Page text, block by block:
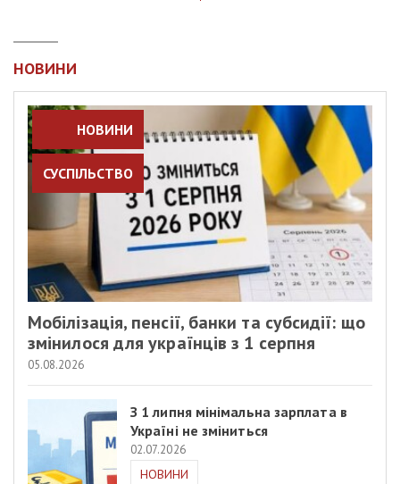
НОВИНИ
НОВИНИ
СУСПІЛЬСТВО
Мобілізація, пенсії, банки та субсидії: що
змінилося для українців з 1 серпня
05.08.2026
З 1 липня мінімальна зарплата в
Україні не зміниться
02.07.2026
НОВИНИ